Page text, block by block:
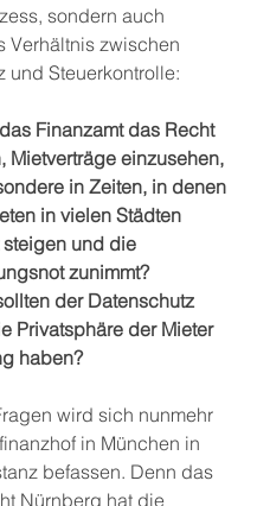
sondern auch
Verhältnis zwischen
und Steuerkontrolle:
Finanzamt das Recht
Mietverträge einzusehen,
in Zeiten, in denen
in vielen Städten
steigen und die
zunimmt?
der Datenschutz
Privatsphäre der Mieter
haben?
wird sich nunmehr
in München in
befassen. Denn das
Nürnberg hat die